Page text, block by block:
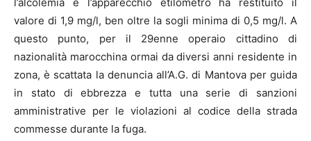
valore di 1,9 mg/l, ben oltre la sogli minima di 0,5 mg/l. A
questo punto, per il 29enne operaio cittadino di
nazionalità marocchina ormai da diversi anni residente in
zona, è scattata la denuncia all’A.G. di Mantova per guida
in stato di ebbrezza e tutta una serie di sanzioni
amministrative per le violazioni al codice della strada
commesse durante la fuga.